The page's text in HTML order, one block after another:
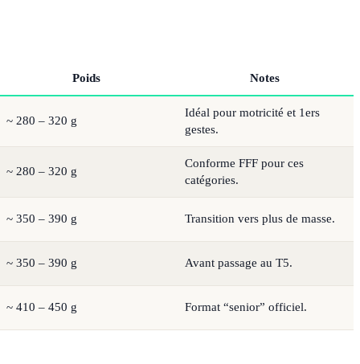
Poids Notes
~ 280 – 320 g
Idéal pour motricité et 1ers
gestes.
~ 280 – 320 g
Conforme FFF pour ces
catégories.
~ 350 – 390 g Transition vers plus de masse.
~ 350 – 390 g Avant passage au T5.
~ 410 – 450 g Format “senior” officiel.